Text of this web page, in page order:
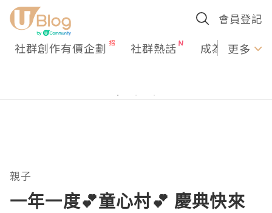
會員登記
社群創作有價企劃 社群熱話 成為U更多
親子
一年一度💕童心村💕 慶典快來